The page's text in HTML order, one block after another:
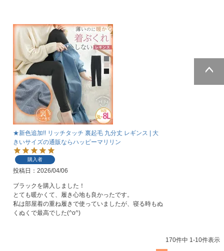
★新色追加!! リッチタッチ 裏起毛 九分丈 レギンス | 大
きいサイズの通販ならハッピーマリリン
購入者
投稿日 2026/04/06
ブラックを購入しました！
とても暖かくて、履き心地も良かったです。
私は部屋着の重ね履きで使っていましたが、寝る時もぬ
くぬくで最高でした(^o^)
170件中 1-10件表示